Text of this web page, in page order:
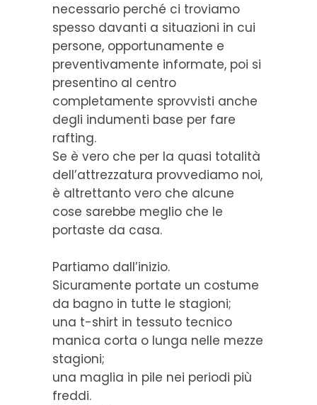
necessario perché ci troviamo
spesso davanti a situazioni in cui
persone, opportunamente e
preventivamente informate, poi si
presentino al centro
completamente sprovvisti anche
degli indumenti base per fare
rafting.
Se è vero che per la quasi totalità
dell’attrezzatura provvediamo noi,
è altrettanto vero che alcune
cose sarebbe meglio che le
portaste da casa.
Partiamo dall’inizio.
Sicuramente portate un costume
da bagno in tutte le stagioni;
una t-shirt in tessuto tecnico
manica corta o lunga nelle mezze
stagioni;
una maglia in pile nei periodi più
freddi.